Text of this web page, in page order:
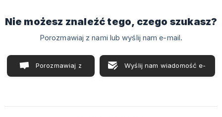
Nie możesz znaleźć tego, czego szukasz?
Porozmawiaj z nami lub wyślij nam e-mail.
Porozmawiaj z Wyślij nam wiadomość e-